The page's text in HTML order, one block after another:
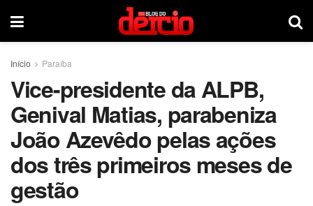
Início Paraíba
Vice-presidente da ALPB,
Genival Matias, parabeniza
João Azevêdo pelas ações
dos três primeiros meses de
gestão